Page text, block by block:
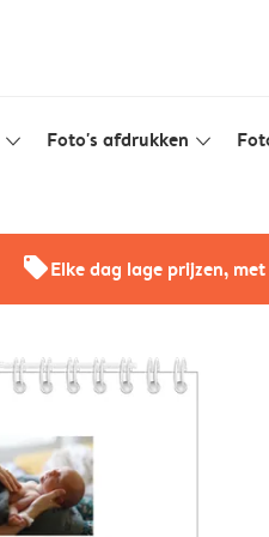
slim_arrow_down Foto's afdrukken slim_arrow_down
offersElke dag lage prijzen,